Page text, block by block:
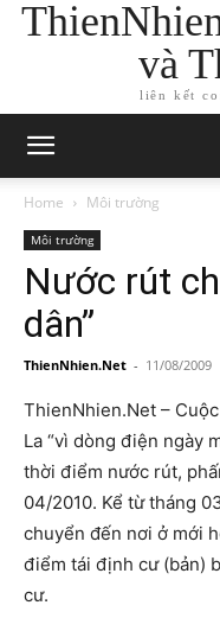
và
liên kết
Home Môi trường
Môi trường
Nước rút
dân”
ThienNhien.Net - 11/08/2009
ThienNhien.Net –
La “vì dòng điện ngày
thời điểm nước rút,
04/2010. Kể từ tháng
chuyển đến nơi ở mới
điểm tái định cư (bản)
cư.